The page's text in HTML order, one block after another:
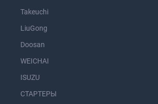
Takeuchi
LiuGong
Doosan
WEICHAI
ISUZU
СТАРТЕРЫ